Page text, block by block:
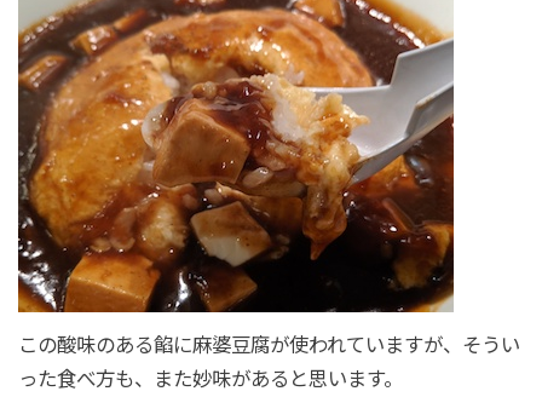
この酸味のある餡に麻婆豆腐が使われていますが、そうい
った食べ方も、また妙味があると思います。